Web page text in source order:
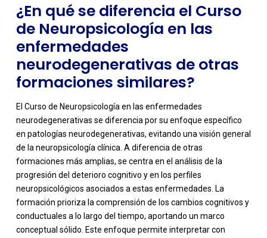
¿En qué se diferencia el Curso
de Neuropsicología en las
enfermedades
neurodegenerativas de otras
formaciones similares?
El Curso de Neuropsicología en las enfermedades
neurodegenerativas se diferencia por su enfoque específico
en patologías neurodegenerativas, evitando una visión general
de la neuropsicología clínica. A diferencia de otras
formaciones más amplias, se centra en el análisis de la
progresión del deterioro cognitivo y en los perfiles
neuropsicológicos asociados a estas enfermedades. La
formación prioriza la comprensión de los cambios cognitivos y
conductuales a lo largo del tiempo, aportando un marco
conceptual sólido. Este enfoque permite interpretar con
-